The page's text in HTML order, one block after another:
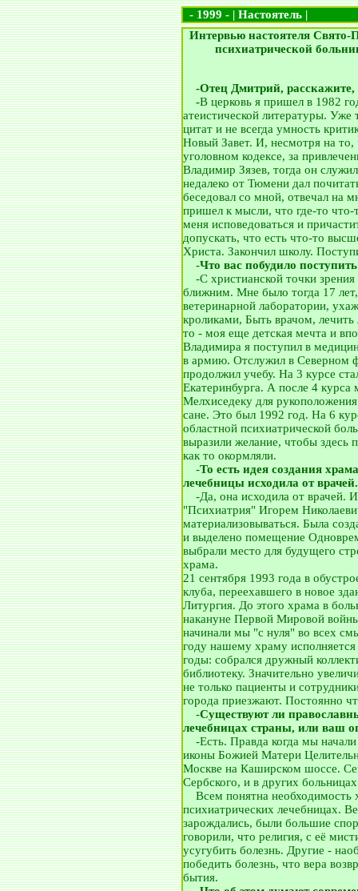
- 1999 - | Настоятель |
Интервью настоятеля
психиатрической
-Отец Дмитрий, расскажите,
-В церковь я пришел в 1982
атеистической литературы. Уже
цитат и не всегда умность
Новый Завет. И, несмотря на то,
уголовном кодексе, за
Владимир Зязев, тогда он
недалеко от Тюмени дал
беседовал со мной, отвечал на
пришел к мысли, что где-то
меня исповедоваться и
допускать, что есть что-то
Христа. Закончил школу.
-Что вас побудило
-С христианской точки
ближним. Мне было тогда 17
ветеринарной лаборатории,
кроликами, Быть врачом, лечить
то - моя еще детская мечта и
Владимира я поступил в
в армию. Отслужил в Северном
продолжил учебу. На 3 курсе
Екатеринбурга. А после 4 курса
Мелхиседеку для
сане. Это был 1992 год. На 6
областной психиатрической
выразили желание, чтобы здесь
как то окормляли.
-То есть идея создания
лечебницы исходила от врачей.
-Да, она исходила от врачей.
"Психиатрия" Игорем
материализовываться. Была
и выделено помещение
выбрали место для будущего
храма.
21 сентября 1993 года в
клуба, переехавшего в новое
Литургия. До этого храма в
накануне Первой Мировой
начинали мы "с нуля" во всех
году нашему храму
годы: собрался дружный
библиотеку. Значительно
не только пациенты и
города приезжают. Постоянно
-Существуют ли
лечебницах страны, или ваш
-Есть. Правда когда мы
иконы Божией Матери
Москве на Каширском шоссе.
Сербского, и в других
Всем понятна необходимость
психиатрических лечебницах.
зарождались, были большие
говорили, что религия, с её
усугубить болезнь. Другие -
победить болезнь, что вера
бытия.